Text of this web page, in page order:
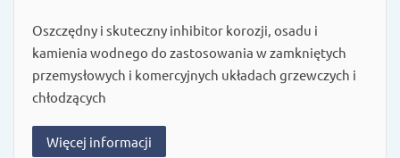
Oszczędny i skuteczny inhibitor korozji, osadu i
kamienia wodnego do zastosowania w zamkniętych
przemysłowych i komercyjnych układach grzewczych i
chłodzących
Więcej informacji